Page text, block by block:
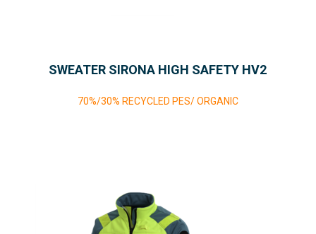
SWEATER SIRONA HIGH SAFETY HV2
70%/30% RECYCLED PES/ ORGANIC